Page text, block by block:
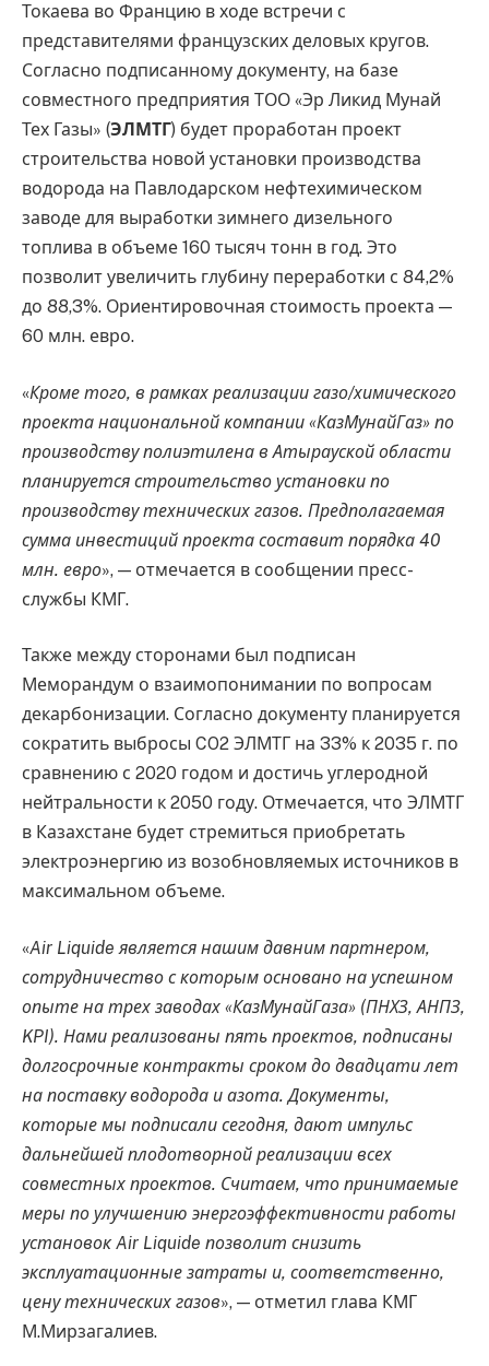
Токаева во Францию в ходе встречи с
представителями французских деловых кругов.
Согласно подписанному документу, на базе
совместного предприятия ТОО «Эр Ликид Мунай
Тех Газы» (ЭЛМТГ) будет проработан проект
строительства новой установки производства
водорода на Павлодарском нефтехимическом
заводе для выработки зимнего дизельного
топлива в объеме 160 тысяч тонн в год. Это
позволит увеличить глубину переработки с 84,2%
до 88,3%. Ориентировочная стоимость проекта —
60 млн. евро.
«Кроме того, в рамках реализации газо/химического
проекта национальной компании «КазМунайГаз» по
производству полиэтилена в Атырауской области
планируется строительство установки по
производству технических газов. Предполагаемая
сумма инвестиций проекта составит порядка 40
млн. евро», — отмечается в сообщении пресс-
службы КМГ.
Также между сторонами был подписан
Меморандум о взаимопонимании по вопросам
декарбонизации. Согласно документу планируется
сократить выбросы CO2 ЭЛМТГ на 33% к 2035 г. по
сравнению с 2020 годом и достичь углеродной
нейтральности к 2050 году. Отмечается, что ЭЛМТГ
в Казахстане будет стремиться приобретать
электроэнергию из возобновляемых источников в
максимальном объеме.
«Air Liquide является нашим давним партнером,
сотрудничество с которым основано на успешном
опыте на трех заводах «КазМунайГаза» (ПНХЗ, АНПЗ,
KPI). Нами реализованы пять проектов, подписаны
долгосрочные контракты сроком до двадцати лет
на поставку водорода и азота. Документы,
которые мы подписали сегодня, дают импульс
дальнейшей плодотворной реализации всех
совместных проектов. Считаем, что принимаемые
меры по улучшению энергоэффективности работы
установок Air Liquide позволит снизить
эксплуатационные затраты и, соответственно,
цену технических газов», — отметил глава КМГ
М.Мирзагалиев.